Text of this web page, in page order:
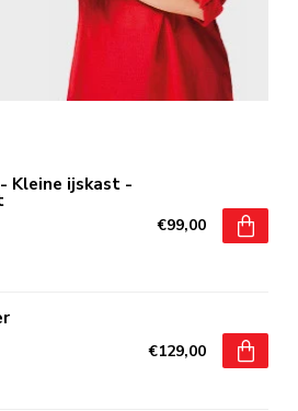
Kleine ijskast -
€99,00
€129,00